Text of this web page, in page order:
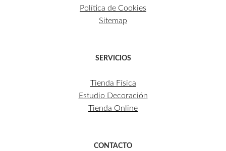
Política de Cookies
Sitemap
SERVICIOS
Tienda Física
Estudio Decoración
Tienda Online
CONTACTO